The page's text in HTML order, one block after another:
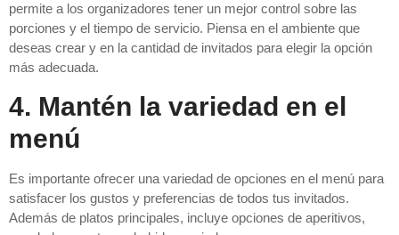
permite a los organizadores tener un mejor control sobre las
porciones y el tiempo de servicio. Piensa en el ambiente que
deseas crear y en la cantidad de invitados para elegir la opción
más adecuada.
4. Mantén la variedad en el
menú
Es importante ofrecer una variedad de opciones en el menú para
satisfacer los gustos y preferencias de todos tus invitados.
Además de platos principales, incluye opciones de aperitivos,